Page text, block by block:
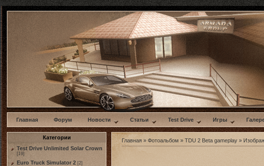
w
Главная Форум Новости Статьи Test Drive Игры
Категории
Test Drive Unlimited Solar Crown
[19]
Euro Truck Simulator 2 [2]
Главная » Фотоальбом » TDU 2 Beta gameplay »